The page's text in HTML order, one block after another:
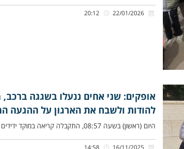
אופקים: שני אחים ננעלו בשגגה
להודות ולשבח את הארגון על ההגעה
היום (ראשון) בשעה 08:57, התקבלה קריאה במוקד ידידים אודות שני אחים כבני שנה ושנתיים, שננעלו בשגגה ברכב לעיני אמם, ברחוב